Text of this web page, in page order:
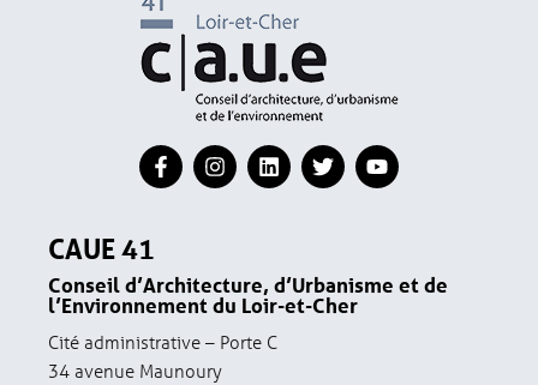
CAUE 41
Conseil d’Architecture, d’Urbanisme et de
l’Environnement du Loir-et-Cher
Cité administrative – Porte C
34 avenue Maunoury